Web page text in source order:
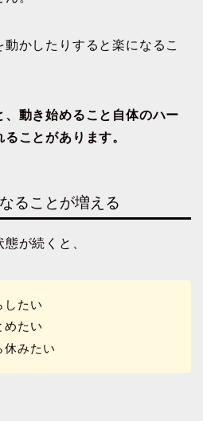
かしたりすると楽になるこ
動き始めること自体のハー
ことがあります。
ることが増える
が続くと、
したい
めたい
休みたい